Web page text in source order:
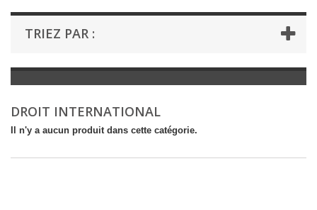
+
LIVRES : JEUNESSE
LIVRES ANCIENS AVANT 1900
TRIEZ PAR :
DROIT INTERNATIONAL
Il n'y a aucun produit dans cette catégorie.